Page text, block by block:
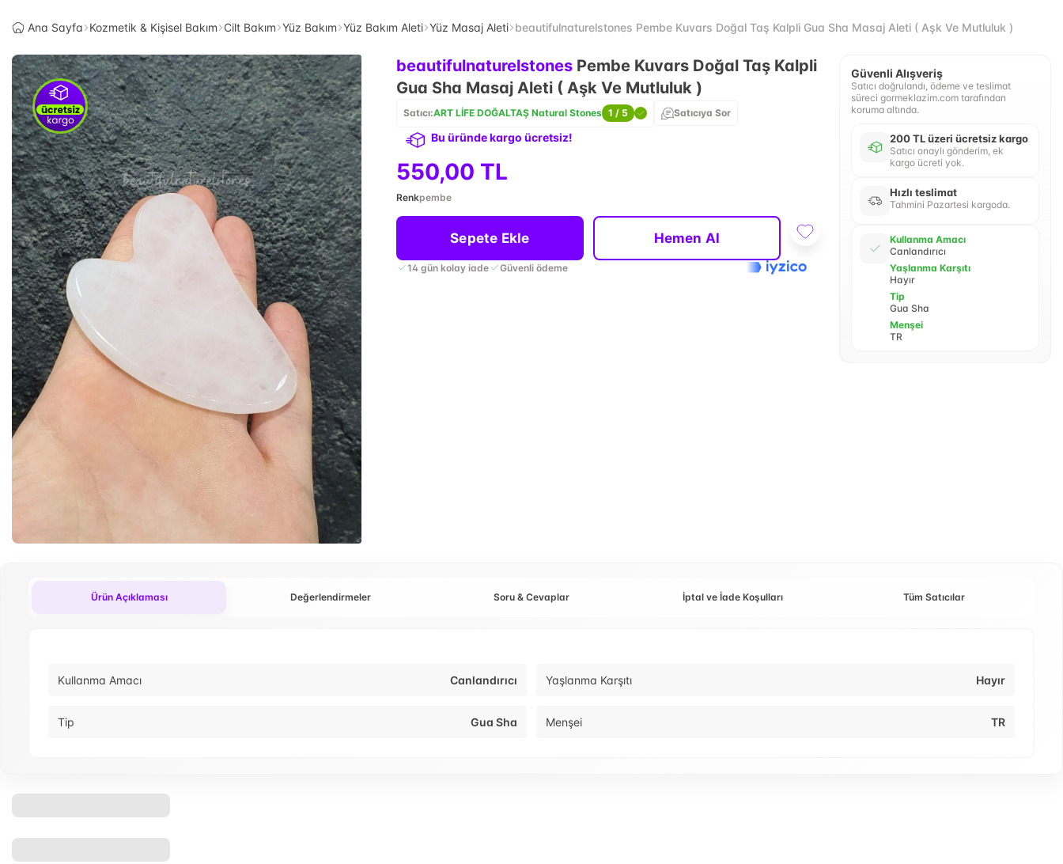
Ana Sayfa Kozmetik & Kişisel Bakım Cilt Bakım Yüz Bakım Yüz Bakım Aleti Yüz Masaj Aleti beautifulnaturelstones Pembe Kuvars Doğal Taş Kalpli Gua Sha Masaj Aleti ( Aşk Ve Mutluluk )
beautifulnaturelstones Pembe Kuvars Doğal Taş Kalpli
Gua Sha Masaj Aleti ( Aşk Ve Mutluluk )
Satıcı:ART LİFE DOĞALTAŞ Natural Stones 1 / 5 Satıcıya Sor
Bu üründe kargo ücretsiz!
550,00 TL
Renkpembe
Sepete Ekle Hemen Al
14 gün kolay iade Güvenli ödeme
Güvenli Alışveriş
Satıcı doğrulandı, ödeme ve teslimat
süreci gormeklazim.com tarafından
koruma altında.
200 TL üzeri ücretsiz kargo
Satıcı onaylı gönderim, ek
kargo ücreti yok.
Hızlı teslimat
Tahmini Pazartesi kargoda.
Kullanma Amacı
Canlandırıcı
Yaşlanma Karşıtı
Hayır
Tip
Gua Sha
Menşei
TR
Ürün Açıklaması Değerlendirmeler Soru & Cevaplar İptal ve İade Koşulları Tüm Satıcılar
Kullanma Amacı Canlandırıcı Yaşlanma Karşıtı Hayır
Tip Gua Sha Menşei TR